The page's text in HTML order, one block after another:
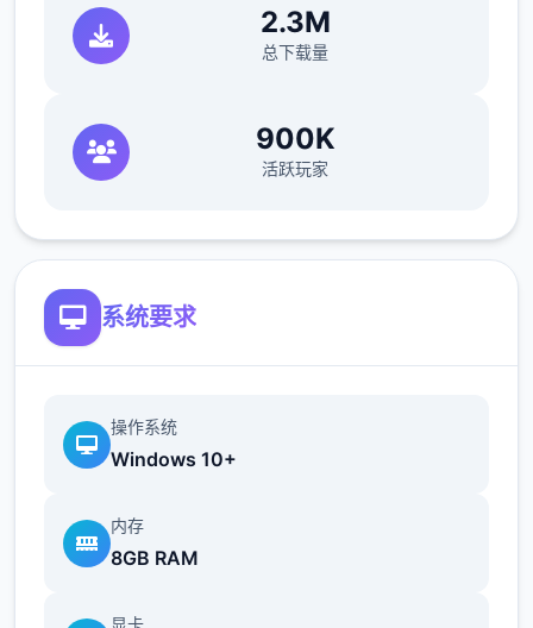
2.3M
总下载量
900K
活跃玩家
系统要求
操作系统
Windows 10+
内存
8GB RAM
显卡